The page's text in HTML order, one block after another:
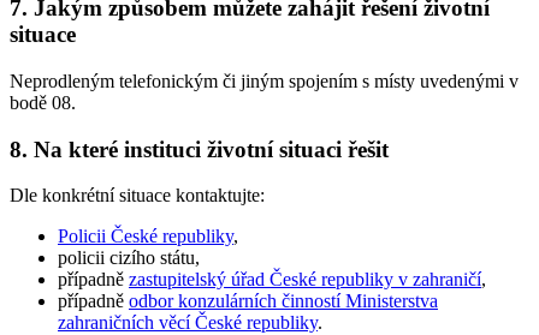
7. Jakým způsobem můžete zahájit řešení životní
situace
Neprodleným telefonickým či jiným spojením s místy uvedenými v
bodě 08.
8. Na které instituci životní situaci řešit
Dle konkrétní situace kontaktujte:
Policii České republiky,
policii cizího státu,
případně zastupitelský úřad České republiky v zahraničí,
případně odbor konzulárních činností Ministerstva
zahraničních věcí České republiky.